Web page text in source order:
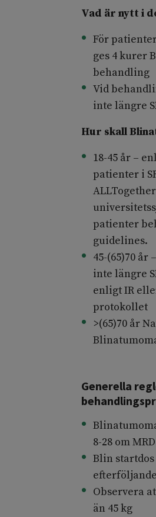
Vad är nytt i
För
ges 4 kurer
behandling
Vid
inte längre
Hur skall
18-45 år –
patienter i
patienter
guidelines.
45-(65)70 år
inte längre
enligt IR
protokollet
>(65)70 år
Generella
8-28 om
Blin startdos
Observera
än 45 kg